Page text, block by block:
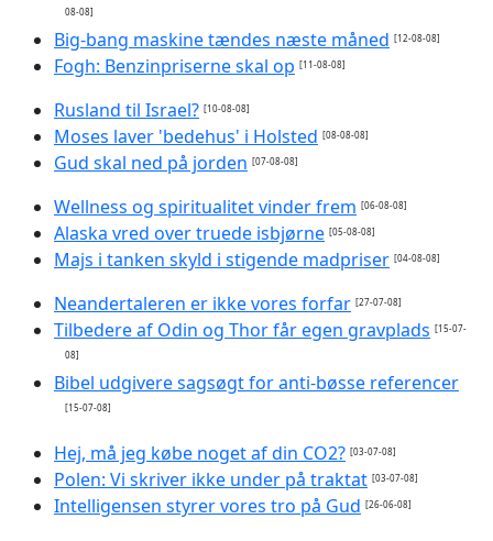
08-08]
Big-bang maskine tændes næste måned [12-08-08]
Fogh: Benzinpriserne skal op [11-08-08]
Rusland til Israel? [10-08-08]
Moses laver 'bedehus' i Holsted [08-08-08]
Gud skal ned på jorden [07-08-08]
Wellness og spiritualitet vinder frem [06-08-08]
Alaska vred over truede isbjørne [05-08-08]
Majs i tanken skyld i stigende madpriser [04-08-08]
Neandertaleren er ikke vores forfar [27-07-08]
Tilbedere af Odin og Thor får egen gravplads [15-07-
08]
Bibel udgivere sagsøgt for anti-bøsse referencer
[15-07-08]
Hej, må jeg købe noget af din CO2? [03-07-08]
Polen: Vi skriver ikke under på traktat [03-07-08]
Intelligensen styrer vores tro på Gud [26-06-08]